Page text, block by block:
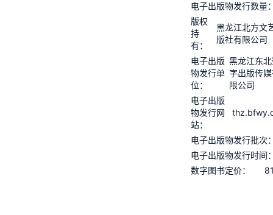
电子出版物发行数量
版权
持
有：
黑龙江北方文
版社有限公司
电子出版
物发行单
位：
黑龙江东
字出版传
限公司
电子出版
物发行网
站：
电子出版物发行批次
电子出版物发行时间
数字图书定价：